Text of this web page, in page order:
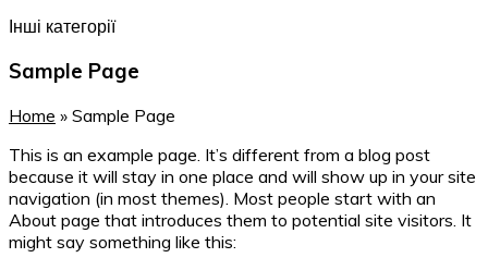
Інші категорії
Sample Page
Home » Sample Page
This is an example page. It’s different from a blog post
because it will stay in one place and will show up in your site
navigation (in most themes). Most people start with an
About page that introduces them to potential site visitors. It
might say something like this: